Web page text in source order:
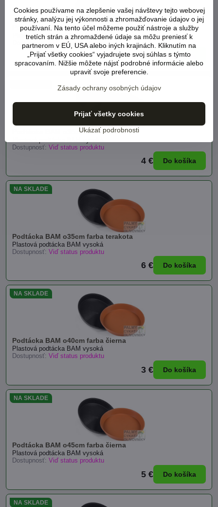
Podtácka BAM o30cm farba terakota
Plastová podtácka BAM vysoká
Dostupnosť:
Viď status produktu
4 € Do košíka
Podtácka BAM o35cm farba čierna
Dostupnosť: Viď status produktu
4 € Do košíka
Podtácka BAM o35cm farba terakota
NA SKLADE
Plastová podtácka BAM vysoká
Dostupnosť: Viď status produktu
6 € Do košíka
Podtácka BAM o40cm farba čierna
NA SKLADE
Plastová podtácka BAM vysoká
Dostupnosť: Viď status produktu
3 € Do košíka
Podtácka BAM o45cm farba čierna
NA SKLADE
Plastová podtácka BAM vysoká
Dostupnosť: Viď status produktu
5 € Do košíka
NA SKLADE
Cookies používame na zlepšenie vašej návštevy tejto webovej
stránky, analýzu jej výkonnosti a zhromažďovanie údajov o jej
používaní. Na tento účel môžeme použiť nástroje a služby
tretích strán a zhromaždené údaje sa môžu preniesť k
partnerom v EÚ, USA alebo iných krajinách. Kliknutím na
„Prijať všetky cookies“ vyjadrujete svoj súhlas s týmto
spracovaním. Nižšie môžete nájsť podrobné informácie alebo
upraviť svoje preferencie.
Zásady ochrany osobných údajov
Ukázať podrobnosti
Prijať všetky cookies